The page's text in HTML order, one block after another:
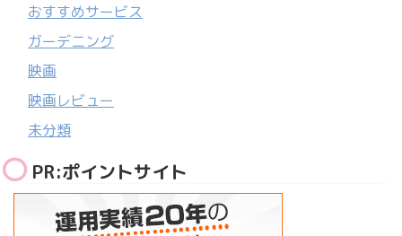
おすすめサービス
ガーデニング
映画
映画レビュー
未分類
PR:ポイントサイト